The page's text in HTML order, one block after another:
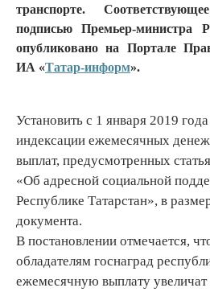
транспорте.
подписью Премьер-министра
опубликовано на Портале
ИА «Татар-информ».
Установить с 1 января 2019
индексации ежемесячных
выплат, предусмотренных
«Об адресной социальной
Республике Татарстан», в
документа.
В постановлении отмечается,
обладателям госнаград
ежемесячную выплату